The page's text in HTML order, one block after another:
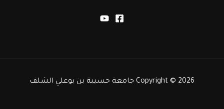
Copyright © 2026 جامعة حسيبة بن بوعلي الشلف